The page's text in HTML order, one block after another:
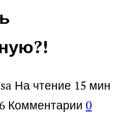
На чтение 15 мин
Комментарии 0